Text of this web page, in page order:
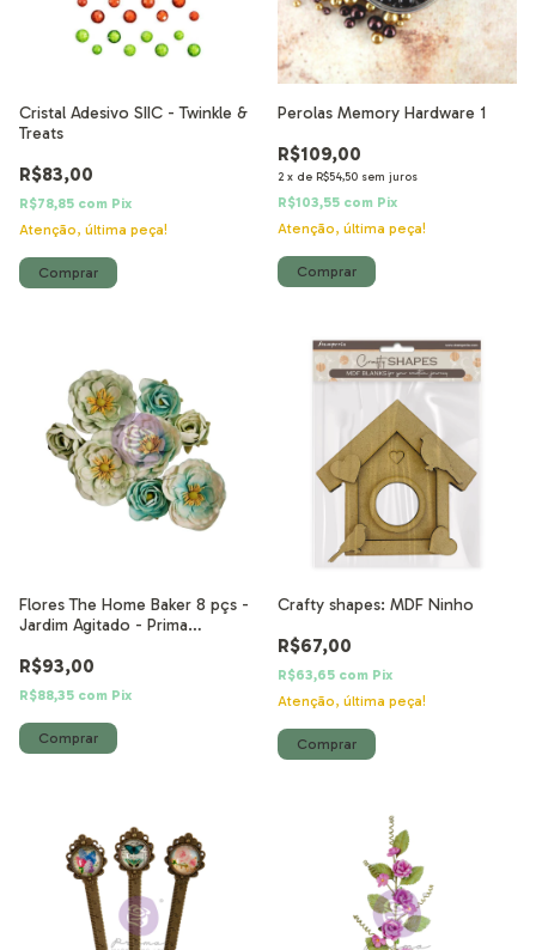
Cristal Adesivo SIIC - Twinkle &
Treats
R$83,00
R$78,85 com Pix
Atenção, última peça!
Perolas Memory Hardware 1
R$109,00
2 x de R$54,50 sem juros
R$103,55 com Pix
Atenção, última peça!
Flores The Home Baker 8 pçs -
Jardim Agitado - Prima
R$93,00
R$88,35 com Pix
Crafty shapes: MDF Ninho
R$67,00
R$63,65 com Pix
Atenção, última peça!